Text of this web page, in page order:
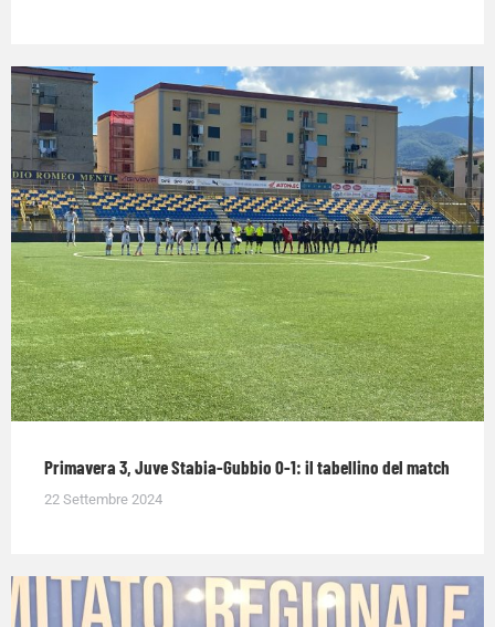
Primavera 3, Juve Stabia-Gubbio 0-1: il tabellino del match
22 Settembre 2024